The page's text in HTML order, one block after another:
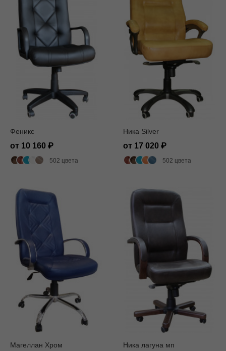
Феникс
от 10 160
502 цвета
Ника Silver
от 17 020
502 цвета
Магеллан Хром Ника лагуна мп